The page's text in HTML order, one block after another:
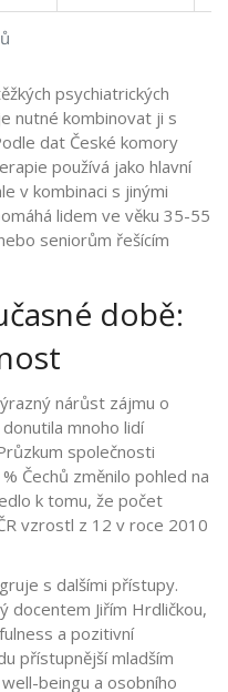
psychiatrických
nutné kombinovat ji s
dat České komory
používá jako hlavní
v kombinaci s jinými
lidem ve věku 35-55
seniorům řešícím
době:
nárůst zájmu o
mnoho lidí
společnosti
Čechů změnilo pohled na
k tomu, že počet
vzrostl z 12 v roce 2010
s dalšími přístupy.
docentem Jiřím Hrdličkou,
a pozitivní
přístupnější mladším
beingu a osobního